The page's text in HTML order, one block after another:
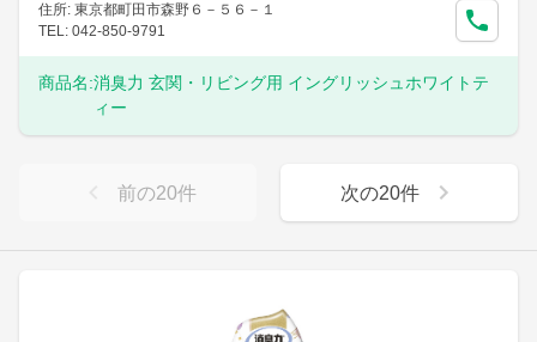
住所: 東京都町田市森野６－５６－１
TEL: 042-850-9791
商品名:消臭力 玄関・リビング用 イングリッシュホワイトテ
ィー
前の20件 次の20件